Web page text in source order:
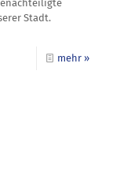
Stadt.
mehr »